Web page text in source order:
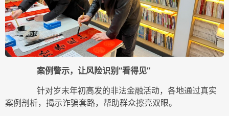
案例警示，让风险识别“看得见”
针对岁末年初高发的非法金融活动，各地通过真实
案例剖析，揭示诈骗套路，帮助群众擦亮双眼。